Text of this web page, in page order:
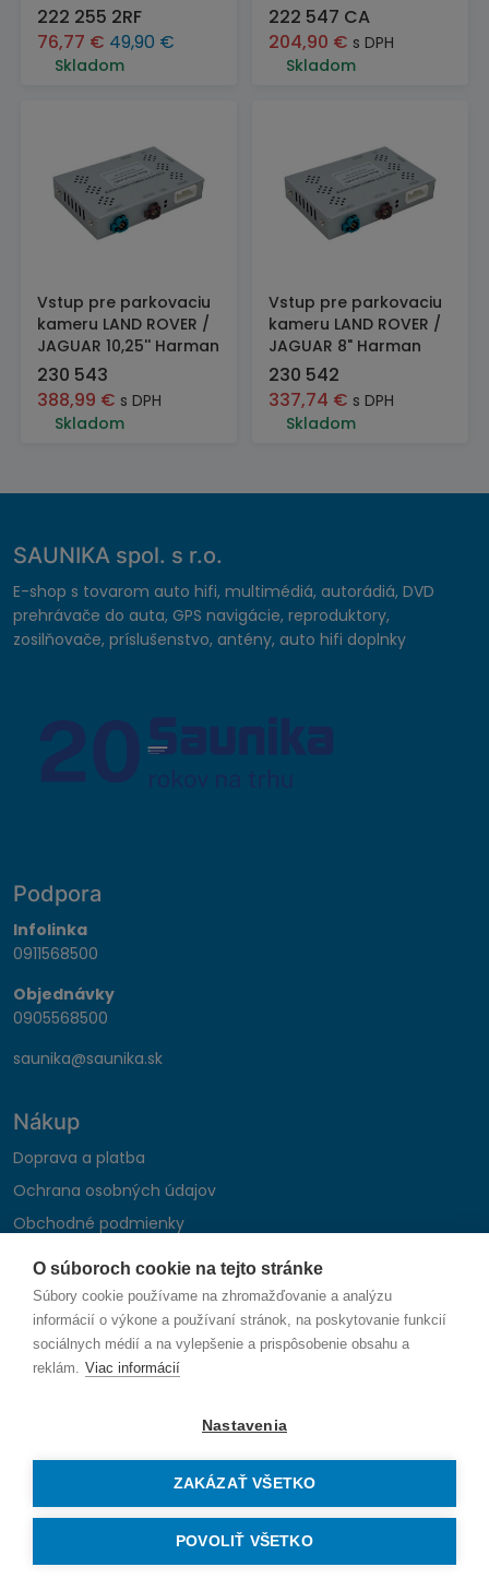
O súboroch cookie na tejto stránke
Súbory cookie používame na zhromažďovanie a analýzu
informácií o výkone a používaní stránok, na poskytovanie funkcií
sociálnych médií a na vylepšenie a prispôsobenie obsahu a
reklám. Viac informácií
Nastavenia
ZAKÁZAŤ VŠETKO
POVOLIŤ VŠETKO
222 255 2RF
76,77 € 49,90 €
Skladom
222 547 CA
204,90 € s DPH
Skladom
Vstup pre parkovaciu
kameru LAND ROVER /
JAGUAR 10,25'' Harman
230 543
388,99 € s DPH
Skladom
Vstup pre parkovaciu
kameru LAND ROVER /
JAGUAR 8" Harman
230 542
337,74 € s DPH
Skladom
SAUNIKA spol. s r.o.
E-shop s tovarom auto hifi, multimédiá, autorádiá, DVD
prehrávače do auta, GPS navigácie, reproduktory,
zosilňovače, príslušenstvo, antény, auto hifi doplnky
Podpora
Infolinka
0911568500
Objednávky
0905568500
saunika@saunika.sk
Nákup
Doprava a platba
Ochrana osobných údajov
Obchodné podmienky
Reklamačný poriadok
Montáž autohifi
Formulár na odstúpenie od zmluvy
Sledujte nás
Vytvorené na mieru oddenva.sk
Právo na odstúpenie od zmluvy — odoslať žiadosť o odstúpenie